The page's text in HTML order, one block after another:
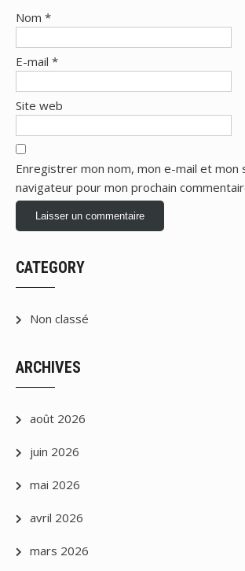
Nom *
E-mail *
Site web
Enregistrer mon nom, mon e-mail et mon
navigateur pour mon prochain
CATEGORY
Non classé
ARCHIVES
août 2026
juin 2026
mai 2026
avril 2026
mars 2026